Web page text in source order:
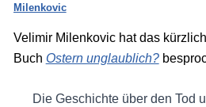
Milenkovic
Velimir Milenkovic hat das kürzlich
Buch Ostern unglaublich?
Die Geschichte über den Tod